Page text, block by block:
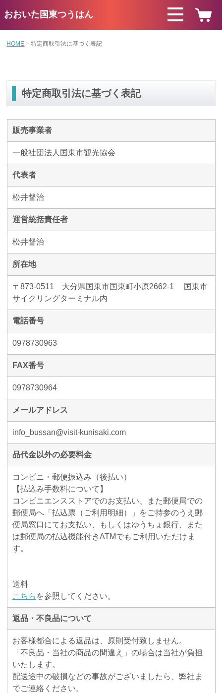
おおいた国東つうはん
HOME 特定商取引法に基づく表記
特定商取引法に基づく表記
販売事業者
一般社団法人国東市観光協会
代表者
松井督治
運営統括責任者
松井督治
所在地
〒873-0511 大分県国東市国東町小原2662-1 国東市
サイクリングターミナル内
電話番号
0978730963
FAX番号
0978730964
メールアドレス
info_bussan@visit-kunisaki.com
品代金以外の必要料金
コンビニ・郵便振込み（後払い）
【払込み手数料について】
コンビニエンスストアでのお支払い、また郵便局での
郵便局へ「払込票（ご利用明細）」をご持参のうえ郵
便局窓口にてお支払い、もしくはゆうちょ銀行、また
は郵便局の払込機能付きATMでもご利用いただけま
す。
送料
こちら を参照してください。
返品・不良品について
お客様都合による返品は、原則受付致しません。
「不良品・当社の商品の間違え」の場合は当社が負担
いたします。
配送途中の破損などの事故がございましたら、弊社ま
でご連絡ください。